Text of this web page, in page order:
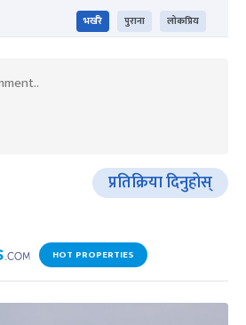
भर्खरै पुराना लोकप्रिय
प्रतिक्रिया दिनुहोस्
HOT PROPERTIES